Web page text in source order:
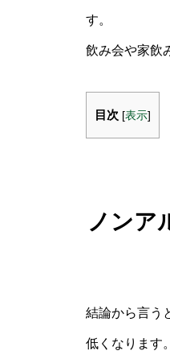
す。
飲み会や家飲
目次 [表示]
ノンア
結論から言う
低くなります